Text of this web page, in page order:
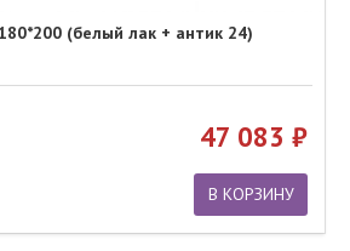
(белый лак + антик 24)
47 083
В КОРЗИНУ